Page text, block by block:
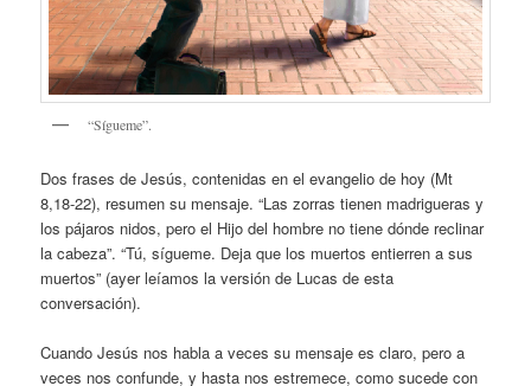
“Sígueme”.
Dos frases de Jesús, contenidas en el evangelio de hoy (Mt
8,18-22), resumen su mensaje. “Las zorras tienen madrigueras y
los pájaros nidos, pero el Hijo del hombre no tiene dónde reclinar
la cabeza”. “Tú, sígueme. Deja que los muertos entierren a sus
muertos” (ayer leíamos la versión de Lucas de esta
conversación).
Cuando Jesús nos habla a veces su mensaje es claro, pero a
veces nos confunde, y hasta nos estremece, como sucede con